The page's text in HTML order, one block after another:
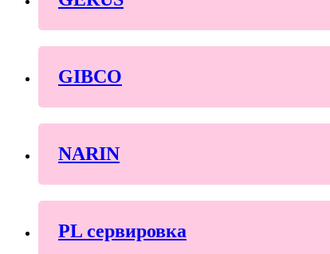
GIBCO
NARIN
PL сервировка